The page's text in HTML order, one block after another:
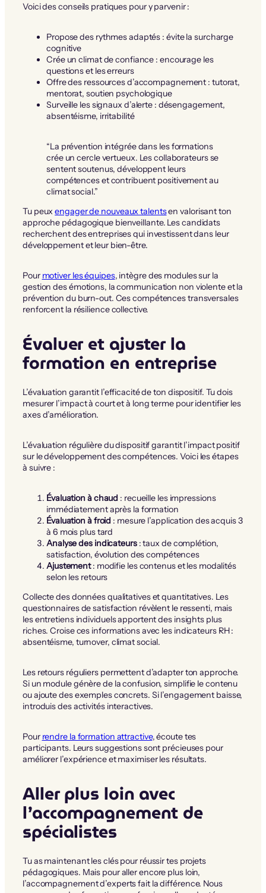
Voici des conseils pratiques pour y parvenir :
Propose des rythmes adaptés : évite la surcharge
cognitive
Crée un climat de confiance : encourage les
questions et les erreurs
Offre des ressources d’accompagnement : tutorat,
mentorat, soutien psychologique
Surveille les signaux d’alerte : désengagement,
absentéisme, irritabilité
“La prévention intégrée dans les formations
crée un cercle vertueux. Les collaborateurs se
sentent soutenus, développent leurs
compétences et contribuent positivement au
climat social.”
Tu peuxengager de nouveaux talentsen valorisant ton
approche pédagogique bienveillante. Les candidats
recherchent des entreprises qui investissent dans leur
développement et leur bien-être.
Pour motiver les équipes, intègre des modules sur la
gestion des émotions, la communication non violente et la
prévention du burn-out. Ces compétences transversales
renforcent la résilience collective.
Évaluer et ajuster la
formation en entreprise
L’évaluation garantit l’efficacité de ton dispositif. Tu dois
mesurer l’impact à court et à long terme pour identifier les
axes d’amélioration.
L’évaluation régulière du dispositif garantit l’impact positif
sur le développement des compétences. Voici les étapes
à suivre :
Évaluation à chaud : recueille les impressions
immédiatement après la formation
Évaluation à froid : mesure l’application des acquis 3
à 6 mois plus tard
Analyse des indicateurs: taux de complétion,
satisfaction, évolution des compétences
Ajustement: modifie les contenus et les modalités
selon les retours
Collecte des données qualitatives et quantitatives. Les
questionnaires de satisfaction révèlent le ressenti, mais
les entretiens individuels apportent des insights plus
riches. Croise ces informations avec les indicateurs RH :
absentéisme, turnover, climat social.
Les retours réguliers permettent d’adapter ton approche.
Si un module génère de la confusion, simplifie le contenu
ou ajoute des exemples concrets. Si l’engagement baisse,
introduis des activités interactives.
Pour rendre la formation attractive, écoute tes
participants. Leurs suggestions sont précieuses pour
améliorer l’expérience et maximiser les résultats.
Aller plus loin avec
l’accompagnement de
spécialistes
Tu as maintenant les clés pour réussir tes projets
pédagogiques. Mais pour aller encore plus loin,
l’accompagnement d’experts fait la différence. Nous